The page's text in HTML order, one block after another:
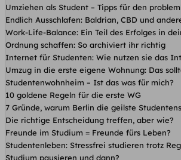
Umziehen als Student – Tipps für den
Endlich Ausschlafen: Baldrian, CBD und
Work-Life-Balance: Ein Teil des Erfolges in
Ordnung schaffen: So archiviert ihr richtig
Internet für Studenten: Wie nutzen sie das
Umzug in die erste eigene Wohnung: Das
Studentenwohnheim – Ist das was für mich?
10 goldene Regeln für die erste WG
7 Gründe, warum Berlin die geilste
Die richtige Entscheidung treffen, aber wie?
Freunde im Studium = Freunde fürs Leben?
Studentenleben: Stressfrei studieren trotz
Studium pausieren und dann?